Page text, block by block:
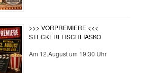
>>> VORPREMIERE <<<
STECKERLFISCHFIASKO
Am 12.August um 19:30 Uhr